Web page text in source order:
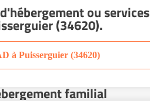
ou services
(34620).
à Puisserguier (34620)
familial